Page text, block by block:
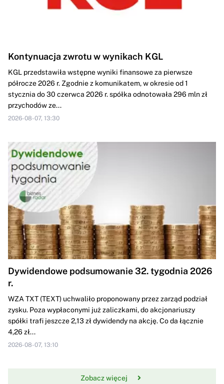
Kontynuacja zwrotu w wynikach KGL
KGL przedstawiła wstępne wyniki finansowe za pierwsze
półrocze 2026 r. Zgodnie z komunikatem, w okresie od 1
stycznia do 30 czerwca 2026 r. spółka odnotowała 296 mln zł
przychodów ze...
2026-08-07, 13:30
Dywidendowe podsumowanie 32. tygodnia 2026
r.
WZA TXT (TEXT) uchwaliło proponowany przez zarząd podział
zysku. Poza wypłaconymi już zaliczkami, do akcjonariuszy
spółki trafi jeszcze 2,13 zł dywidendy na akcję. Co da łącznie
4,26 zł...
2026-08-07, 13:10
Zobacz więcej